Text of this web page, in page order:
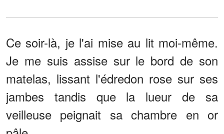
Ce soir-là, je l'ai mise au lit moi-même.
Je me suis assise sur le bord de son
matelas, lissant l'édredon rose sur ses
jambes tandis que la lueur de sa
veilleuse peignait sa chambre en or